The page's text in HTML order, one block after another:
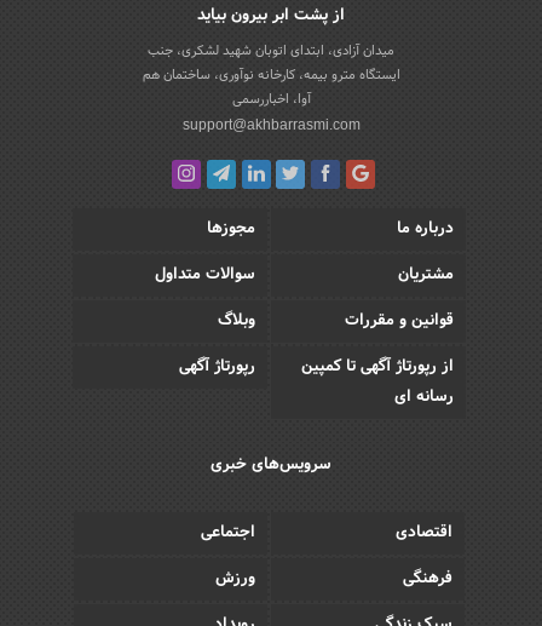
از پشت ابر بیرون بیاید
میدان آزادی، ابتدای اتوبان شهید لشکری، جنب
ایستگاه مترو بیمه، کارخانه نوآوری، ساختمان هم
آوا، اخباررسمی
support@akhbarrasmi.com
درباره ما
مجوزها
مشتریان
سوالات متداول
قوانین و مقررات
وبلاگ
از رپورتاژ آگهی تا کمپین
رسانه ای
رپورتاژ آگهی
سرویس‌های خبری
اقتصادی
اجتماعی
فرهنگی
ورزش